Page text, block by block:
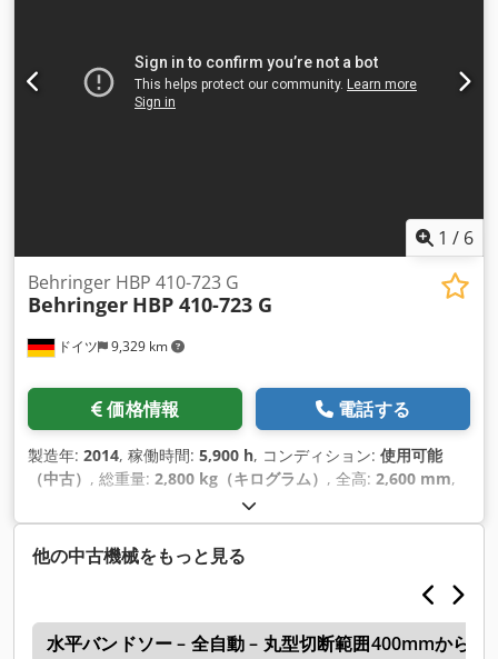
1 / 6
ドイツ 9,329 km
Behringer HBP 410-723 G
Behringer HBP 410-723 G
価格情報 電話する
製造年: 2014, 稼働時間: 5,900 h, コンディション: 使用可能
（中古） , 総重量: 2,800 kg（キログラム） , 全高: 2,600 mm,
他の中古機械をもっと見る
水平バンドソー – 全自動 – 丸型切断範囲400mmから